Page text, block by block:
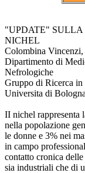
"UPDATE" SULLA
NICHEL
Colombina
Dipartimento di
Nefrologiche
Gruppo di Ricerca
Universita di Bologna
II nichel rappresenta
nella popolazione
le donne e 3% nei
in campo
contatto cronica
sia industriali che di